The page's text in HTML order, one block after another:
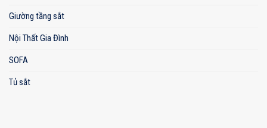
Giường tầng sắt
Nội Thất Gia Đình
SOFA
Tủ sắt